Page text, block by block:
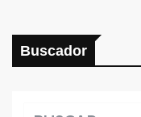
Buscador